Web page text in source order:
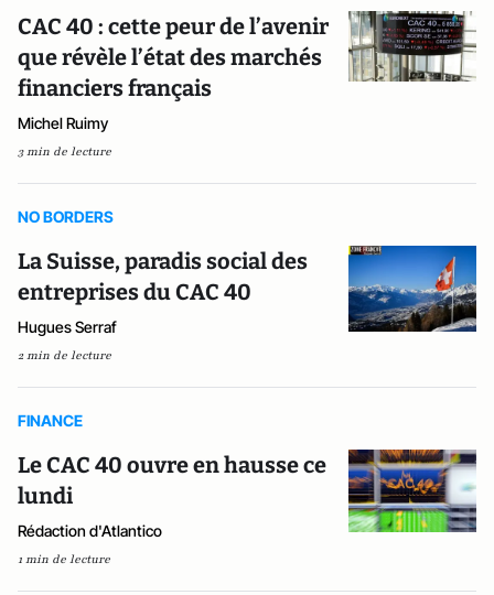
CAC 40 : cette peur de l’avenir
que révèle l’état des marchés
financiers français
Michel Ruimy
3 min de lecture
NO BORDERS
La Suisse, paradis social des
entreprises du CAC 40
Hugues Serraf
2 min de lecture
FINANCE
Le CAC 40 ouvre en hausse ce
lundi
Rédaction d'Atlantico
1 min de lecture